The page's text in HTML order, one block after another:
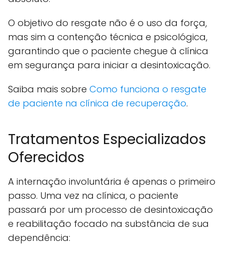
O objetivo do resgate não é o uso da força,
mas sim a contenção técnica e psicológica,
garantindo que o paciente chegue à clínica
em segurança para iniciar a desintoxicação.
Saiba mais sobre Como funciona o resgate
de paciente na clínica de recuperação.
Tratamentos Especializados
Oferecidos
A internação involuntária é apenas o primeiro
passo. Uma vez na clínica, o paciente
passará por um processo de desintoxicação
e reabilitação focado na substância de sua
dependência: